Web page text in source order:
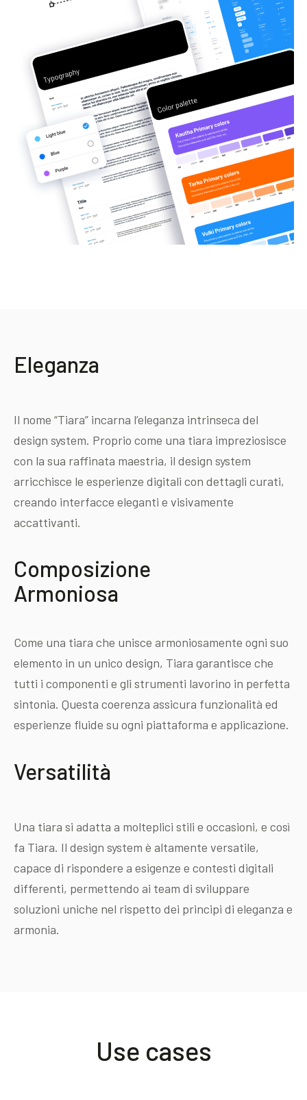
Eleganza
Il nome “Tiara” incarna l’eleganza intrinseca del
design system. Proprio come una tiara impreziosisce
con la sua raffinata maestria, il design system
arricchisce le esperienze digitali con dettagli curati,
creando interfacce eleganti e visivamente
accattivanti.
Composizione
Armoniosa
Come una tiara che unisce armoniosamente ogni suo
elemento in un unico design, Tiara garantisce che
tutti i componenti e gli strumenti lavorino in perfetta
sintonia. Questa coerenza assicura funzionalità ed
esperienze fluide su ogni piattaforma e applicazione.
Versatilità
Una tiara si adatta a molteplici stili e occasioni, e così
fa Tiara. Il design system è altamente versatile,
capace di rispondere a esigenze e contesti digitali
differenti, permettendo ai team di sviluppare
soluzioni uniche nel rispetto dei principi di eleganza e
armonia.
Use cases